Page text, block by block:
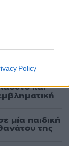
Policy
η Μαρία
και
μία παιδική
της